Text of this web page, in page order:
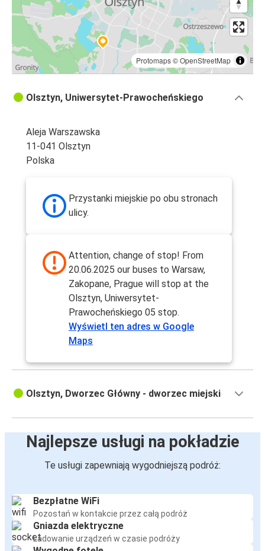
Protomaps©OpenStreetMap
Olsztyn, Uniwersytet-Prawocheńskiego
Aleja Warszawska
11-041 Olsztyn
Polska
Przystanki miejskie po obu stronach
ulicy.
Attention, change of stop! From
20.06.2025 our buses to Warsaw,
Zakopane, Prague will stop at the
Olsztyn, Uniwersytet-
Prawocheńskiego 05 stop.
Wyświetl ten adres w Google
Maps
Olsztyn, Dworzec Główny - dworzec miejski
Najlepsze usługi na pokładzie
Te usługi zapewniają wygodniejszą podróż:
Bezpłatne WiFi
Pozostań w kontakcie przez całą podróż
Gniazda elektryczne
Ładowanie urządzeń w czasie podróży